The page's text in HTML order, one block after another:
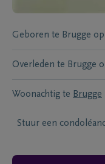
Geboren te Brugge op
Overleden te Brugge
Woonachtig te Brugge
Stuur een